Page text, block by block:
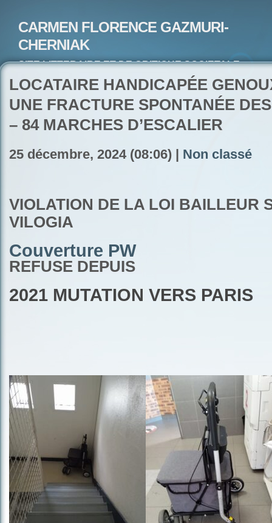
CARMEN FLORENCE GAZMURI-
CHERNIAK
SITE LITTERAIRE ET DE CRITIQUE SOCIETALE-
ARTISTE PEINTRE ET POETE-ECRIVAIN
LOCATAIRE HANDICAPÉE
UNE FRACTURE SPONTANÉE
– 84 MARCHES D’ESCALIER
25 décembre, 2024 (08:06) | Non classé
VIOLATION DE LA LOI BAILLEUR
VILOGIA
Couverture PW
REFUSE DEPUIS
2021 MUTATION VERS PARIS